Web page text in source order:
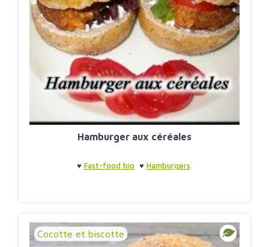
Hamburger aux céréales
♥ Fast-food bio ♥ Hamburgers
Cocotte et biscotte